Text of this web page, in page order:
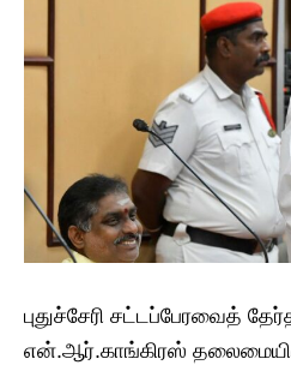
புதுச்சேரி சட்டப்பேரவைத்
என்.ஆர்.காங்கிரஸ்